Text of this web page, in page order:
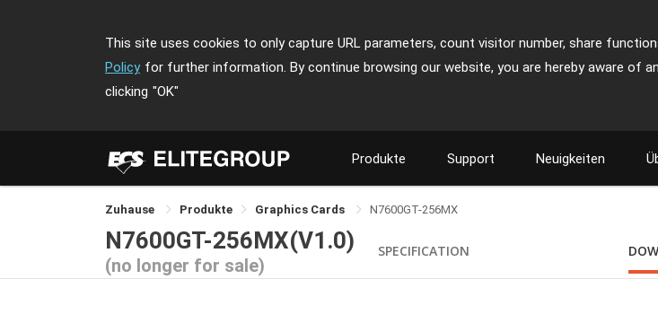
This site uses cookies to only capture URL parameters, count visitor number, share
Policy for further information. By continue browsing our website, you are hereby aware of
clicking "OK"
Produkte Support Neuigkeiten
Zuhause Produkte Graphics Cards N7600GT-256MX
N7600GT-256MX(V1.0)
(no longer for sale)
SPECIFICATION